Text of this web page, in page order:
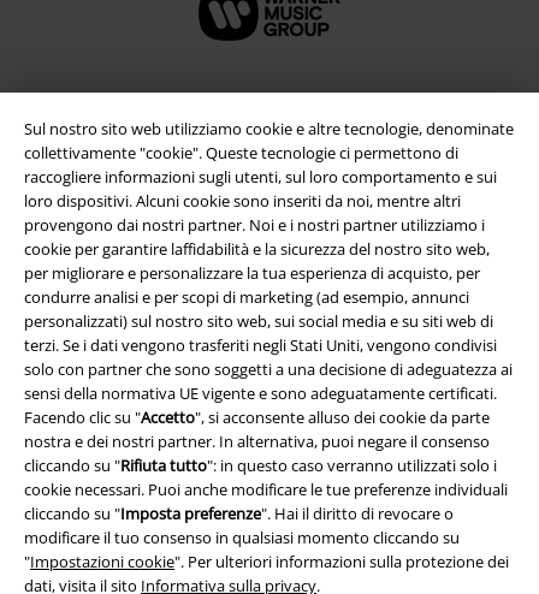
Sul nostro sito web utilizziamo cookie e altre tecnologie, denominate
collettivamente "cookie". Queste tecnologie ci permettono di
raccogliere informazioni sugli utenti, sul loro comportamento e sui
loro dispositivi. Alcuni cookie sono inseriti da noi, mentre altri
provengono dai nostri partner. Noi e i nostri partner utilizziamo i
cookie per garantire laffidabilità e la sicurezza del nostro sito web,
per migliorare e personalizzare la tua esperienza di acquisto, per
condurre analisi e per scopi di marketing (ad esempio, annunci
personalizzati) sul nostro sito web, sui social media e su siti web di
terzi. Se i dati vengono trasferiti negli Stati Uniti, vengono condivisi
solo con partner che sono soggetti a una decisione di adeguatezza ai
sensi della normativa UE vigente e sono adeguatamente certificati.
Facendo clic su "Accetto", si acconsente alluso dei cookie da parte
nostra e dei nostri partner. In alternativa, puoi negare il consenso
cliccando su "Rifiuta tutto": in questo caso verranno utilizzati solo i
cookie necessari. Puoi anche modificare le tue preferenze individuali
cliccando su "Imposta preferenze". Hai il diritto di revocare o
modificare il tuo consenso in qualsiasi momento cliccando su
"Impostazioni cookie". Per ulteriori informazioni sulla protezione dei
dati, visita il sito Informativa sulla privacy.
Info legali
Termini & Condizioni
Redazione
Legge sulla Privacy
Smaltimento rifiuti e protezione dell’ambiente
Dichiarazione di Conformità